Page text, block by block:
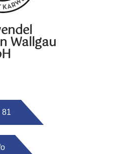
Wallgau
81